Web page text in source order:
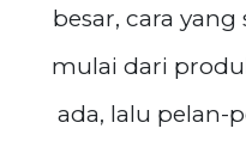
besar, cara
mulai dari
ada, lalu pelan-